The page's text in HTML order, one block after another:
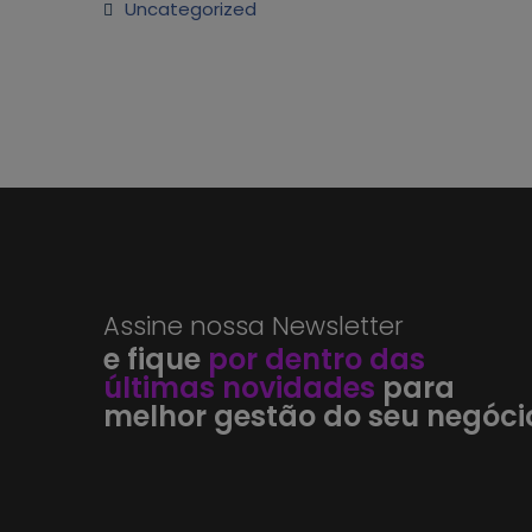
Uncategorized
Assine nossa Newsletter
e fique por dentro das
últimas novidades para
melhor gestão do seu